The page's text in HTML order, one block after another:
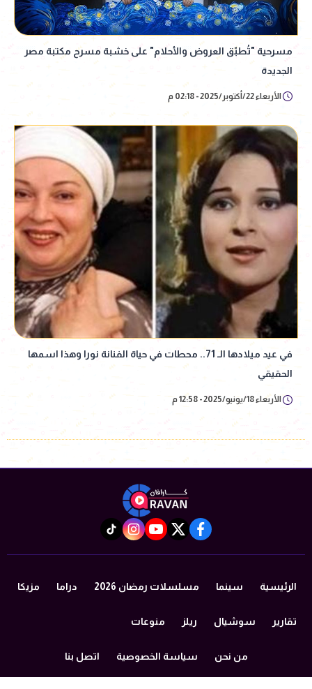
مسرحية "تُطبّق العروض والأحلام" على خشبة مسرح مكتبة مصر
الجديدة
الأربعاء 22/أكتوبر/2025 - 02:18 م
في عيد ميلادها الـ 71.. محطات في حياة الفنانة نورا وهذا اسمها
الحقيقي
الأربعاء 18/يونيو/2025 - 12:58 م
facebook
twitter
youtube
instagram
tiktok
الرئيسية سينما مسلسلات رمضان 2026 دراما مزيكا
تقارير سوشيال ريلز منوعات
من نحن سياسة الخصوصية اتصل بنا